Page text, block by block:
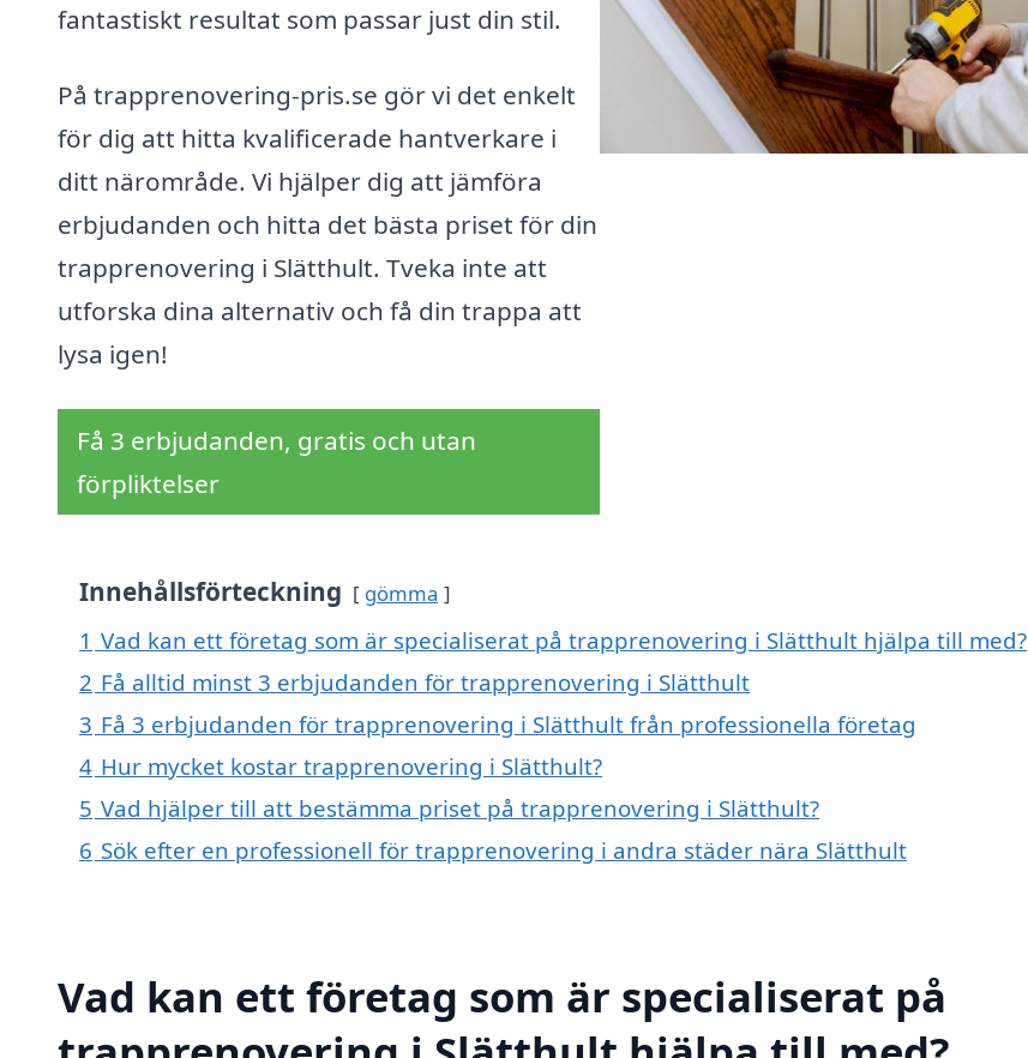
fantastiskt resultat som passar just din stil.
På trapprenovering-pris.se gör vi det enkelt
för dig att hitta kvalificerade hantverkare i
ditt närområde. Vi hjälper dig att jämföra
erbjudanden och hitta det bästa priset för din
trapprenovering i Slätthult. Tveka inte att
utforska dina alternativ och få din trappa att
lysa igen!
Få 3 erbjudanden, gratis och utan
förpliktelser
Innehållsförteckning gömma
1 Vad kan ett företag som är specialiserat på trapprenovering i Slätthult hjälpa till med?
2 Få alltid minst 3 erbjudanden för trapprenovering i Slätthult
3 Få 3 erbjudanden för trapprenovering i Slätthult från professionella företag
4 Hur mycket kostar trapprenovering i Slätthult?
5 Vad hjälper till att bestämma priset på trapprenovering i Slätthult?
6 Sök efter en professionell för trapprenovering i andra städer nära Slätthult
Vad kan ett företag som är specialiserat på